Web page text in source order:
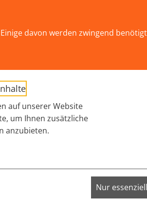
davon werden zwingend
auf unserer Website
um Ihnen zusätzliche
anzubieten.
VISITOR_PRIVACY_METADATA;
Nur
Projekt
in der Gesundheits- und